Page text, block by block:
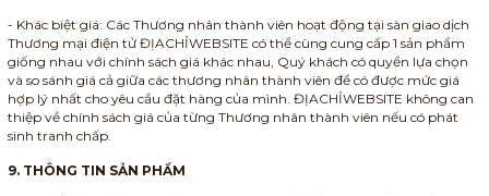
- Khác biệt giá: Các Thương nhân thành viên hoạt động tại sàn giao dịch
Thương mại điện tử ĐỊACHỈWEBSITE có thể cùng cung cấp 1 sản phẩm
giống nhau với chính sách giá khác nhau, Quý khách có quyền lựa chọn
và so sánh giá cả giữa các thương nhân thành viên để có được mức giá
hợp lý nhất cho yêu cầu đặt hàng của mình. ĐỊACHỈWEBSITE không can
thiệp về chính sách giá của từng Thương nhân thành viên nếu có phát
sinh tranh chấp.
9. THÔNG TIN SẢN PHẨM